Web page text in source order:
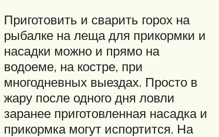
Приготовить и сварить горох на
рыбалке на леща для прикормки и
насадки можно и прямо на
водоеме, на костре, при
многодневных выездах. Просто в
жару после одного дня ловли
заранее приготовленная насадка и
прикормка могут испортится. На